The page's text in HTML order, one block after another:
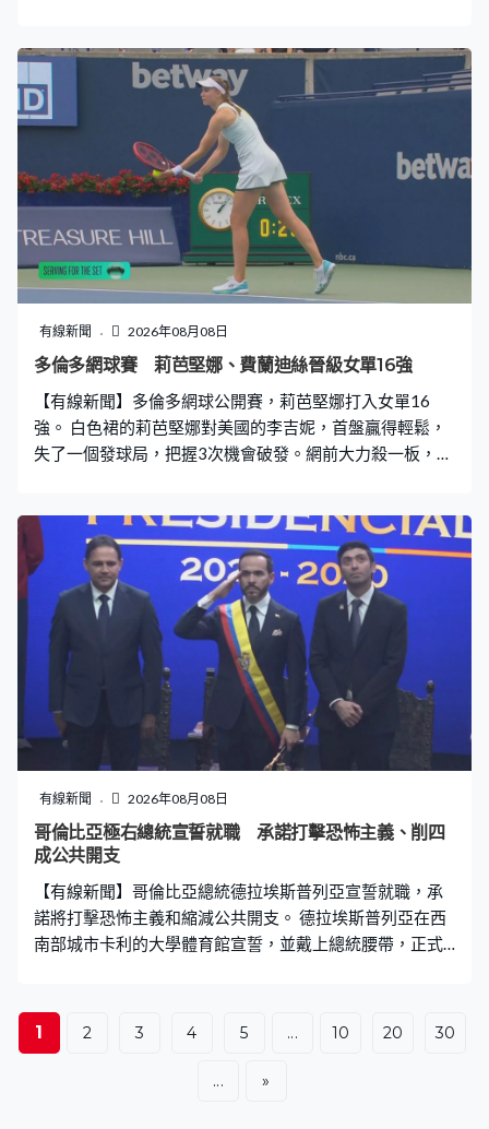
調查。現場是黃大仙上邨昭善樓，早上七時半左右，保安
員報案指發現一名男子全身鮮血，倒臥升降機內。差不多
時間，另一名40多歲男子被發現從昭善樓高處墮下，當場
不治。警員之後在15樓發現一把染血菜刀。 有死者鄰居表
示，死者平時沒有異樣，鄭女士：「平時都是他自己一個
出現，沒有聽過他跟其他人出入。跟他打招呼，他就會小
聲回答，沒有跟他打招呼，就不會理會你。」 警方初步了
解，死者住在15樓，有精神病紀錄，對噪音非常敏感，傷
者住在樓上。死者過往曾經投訴樓上上一手住客發出噪
音，而傷者搬入後，死者都亦有向管理處投訴噪音問題，
但沒有報案。兩人案發前沒有爭執。
有線新聞 2026年08月08日
多倫多網球賽 莉芭堅娜、費蘭迪絲晉級女單16強
【有線新聞】多倫多網球公開賽，莉芭堅娜打入女單16
強。 白色裙的莉芭堅娜對美國的李吉妮，首盤贏得輕鬆，
失了一個發球局，把握3次機會破發。網前大力殺一板，先
率先被破發，莉芭堅娜落後3比5下及時調整，回敬兩次破
發，搶回優勢，一板直線得手，莉芭堅娜連取4局，反勝7
比5，直落兩盤晉級，16強對森遜諾娃。 粉紅色裙的米拉
安祖娃女單32強不敵東道主球手費蘭迪絲，這位應屆法網
冠軍大意失誤多達34次是致命傷，比費蘭迪絲多27次，發
球局4度失守。世界第5鬥34，米拉安祖娃先輸1比6。第二
盤落後1比5下嘗試反撲，連追3局都不足以平反敗局，再
輸4比6，盤數0比2出局，費蘭迪絲晉級16強對大坂直美。
有線新聞 2026年08月08日
哥倫比亞極右總統宣誓就職 承諾打擊恐怖主義、削四
成公共開支
【有線新聞】哥倫比亞總統德拉埃斯普列亞宣誓就職，承
諾將打擊恐怖主義和縮減公共開支。 德拉埃斯普列亞在西
南部城市卡利的大學體育館宣誓，並戴上總統腰帶，正式
奴等人出席。48歲、立場極右的德拉埃斯普列亞是一名律
師，他在就職演說中承諾，將大力打擊毒品走私與武裝組
織，又會大幅削減近四成公共開支和稅制改革。
1 2 3 4 5 ... 10 20 30
... »